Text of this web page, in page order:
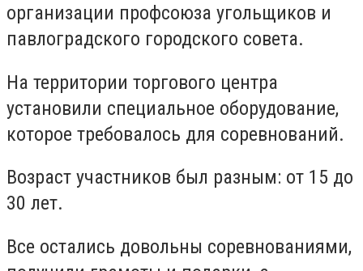
организации профсоюза угольщиков и
павлоградского городского совета.
На территории торгового центра
установили специальное оборудование,
которое требовалось для соревнований.
Возраст участников был разным: от 15 до
30 лет.
Все остались довольны соревнованиями,